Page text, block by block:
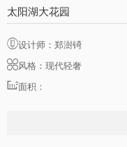
太阳湖大花园
设计师：郑澍锜
风格：现代轻奢
面积：